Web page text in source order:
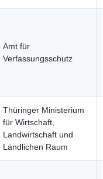
Amt für
Verfassungsschutz
Thüringer Ministerium
für Wirtschaft,
Landwirtschaft und
Ländlichen Raum